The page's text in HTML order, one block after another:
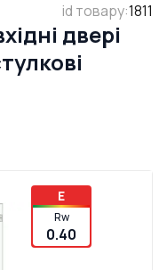
id товару:1811
двері
E
Rw
0.40